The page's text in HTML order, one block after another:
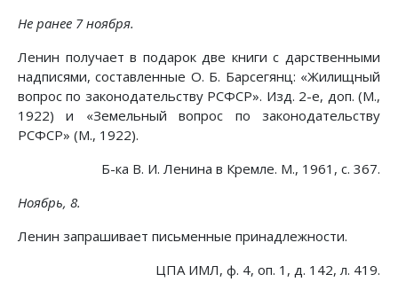
Не ранее 7 ноября.
Ленин получает в подарок две книги с дарственными
надписями, составленные О. Б. Барсегянц: «Жилищный
вопрос по законодательству РСФСР». Изд. 2-е, доп. (М.,
1922) и «Земельный вопрос по законодательству
РСФСР» (М., 1922).
Б-ка В. И. Ленина в Кремле. М., 1961, с. 367.
Ноябрь, 8.
Ленин запрашивает письменные принадлежности.
ЦПА ИМЛ, ф. 4, оп. 1, д. 142, л. 419.